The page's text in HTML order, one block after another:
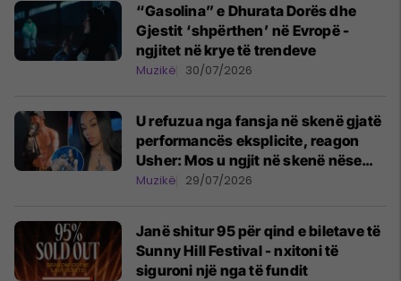
“Gasolina” e Dhurata Dorës dhe
Gjestit ‘shpërthen’ në Evropë -
ngjitet në krye të trendeve
Muzikë 30/07/2026
U refuzua nga fansja në skenë gjatë
performancës eksplicite, reagon
Usher: Mos u ngjit në skenë nëse
nuk do të jesh aty
Muzikë 29/07/2026
Janë shitur 95 për qind e biletave të
Sunny Hill Festival - nxitoni të
siguroni një nga të fundit